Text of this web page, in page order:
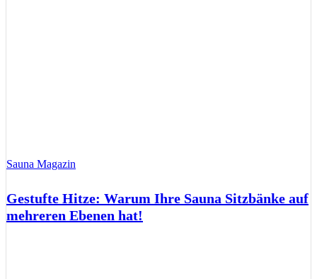
Sauna Magazin
Gestufte Hitze: Warum Ihre Sauna Sitzbänke auf
mehreren Ebenen hat!